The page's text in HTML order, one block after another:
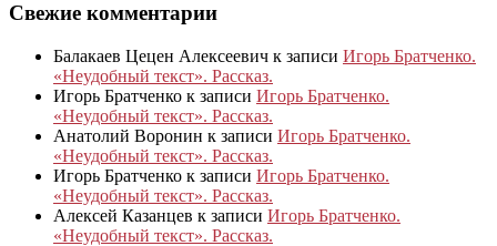
Свежие комментарии
Балакаев Цецен Алексеевич к записи Игорь Братченко.
«Неудобный текст». Рассказ.
Игорь Братченко к записи Игорь Братченко.
«Неудобный текст». Рассказ.
Анатолий Воронин к записи Игорь Братченко.
«Неудобный текст». Рассказ.
Игорь Братченко к записи Игорь Братченко.
«Неудобный текст». Рассказ.
Алексей Казанцев к записи Игорь Братченко.
«Неудобный текст». Рассказ.